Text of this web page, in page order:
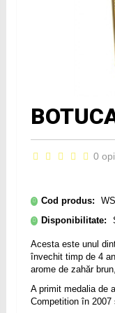
0
Cod produs:
Disponibilitate:
Acesta este unul
învechit timp de 4
arome de zahăr
A primit medalia de
Competition în 2007